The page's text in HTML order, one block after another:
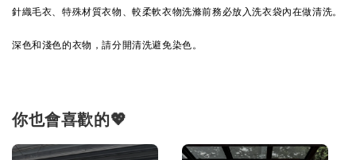
針織毛衣、特殊材質衣物、較柔軟衣物洗滌前務必放入洗衣袋內在做清洗。
深色和淺色的衣物，請分開清洗避免染色。
你也會喜歡的💖